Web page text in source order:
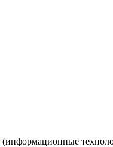
(информационные